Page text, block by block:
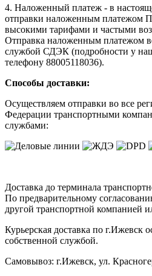
4. Наложенный платеж - в
отправки наложенным платежом
высокими тарифами и частыми
Отправка наложенным платежом
службой СДЭК (подробности у
телефону 88005118036).
Способы доставки:
Осуществляем отправки во все
Федерации транспортными
службами:
Доставка до терминала
По предварительному
другой транспортной компанией
Курьерская доставка по г.Ижевск
собственной службой.
Самовывоз: г.Ижевск, ул.